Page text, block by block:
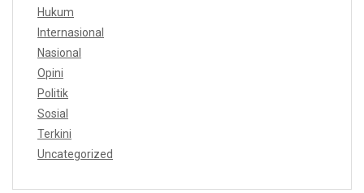
Hukum
Internasional
Nasional
Opini
Politik
Sosial
Terkini
Uncategorized